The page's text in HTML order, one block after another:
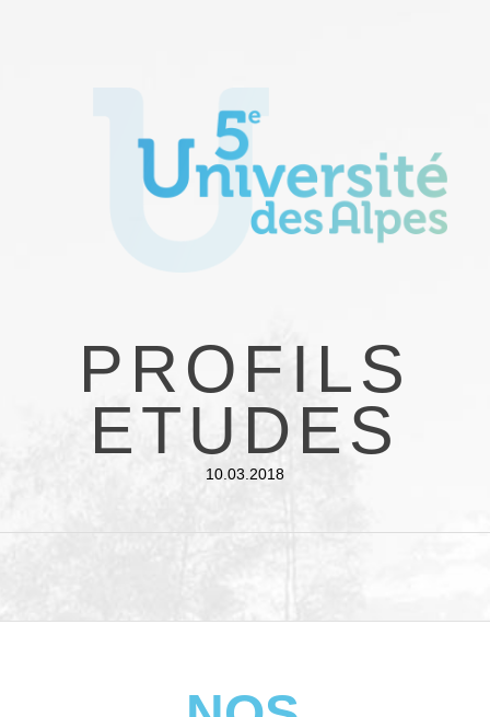
PROFILS
ETUDES
10.03.2018